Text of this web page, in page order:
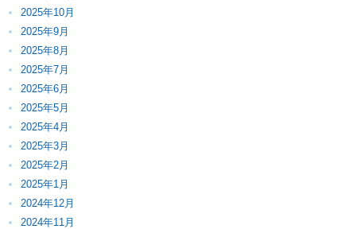
2025年10月
2025年9月
2025年8月
2025年7月
2025年6月
2025年5月
2025年4月
2025年3月
2025年2月
2025年1月
2024年12月
2024年11月